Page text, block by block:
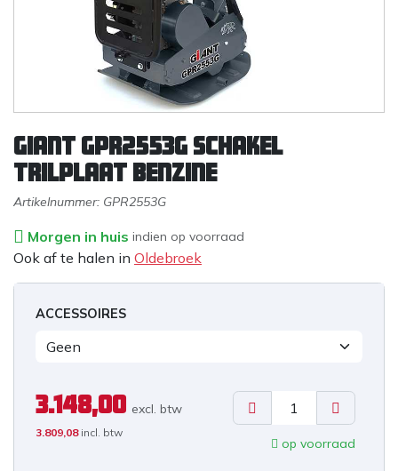
Giant GPR2553G schakel
trilplaat benzine
Artikelnummer: GPR2553G
Morgen in huis indien op voorraad
Ook af te halen in Oldebroek
ACCESSOIRES
3.148,00 excl. btw
3.809,08 incl. btw
op voorraad